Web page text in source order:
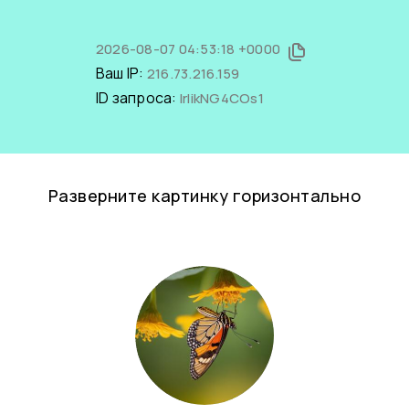
2026-08-07 04:53:18 +0000
Ваш IP: 216.73.216.159
ID запроса: IrIikNG4COs1
Разверните картинку горизонтально